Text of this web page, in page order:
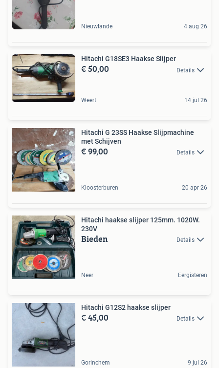
Nieuwlande 4 aug 26
Hitachi G18SE3 Haakse Slijper
€ 50,00 Details
Weert 14 jul 26
Hitachi G 23SS Haakse Slijpmachine
met Schijven
€ 99,00 Details
Kloosterburen 20 apr 26
Hitachi haakse slijper 125mm. 1020W.
230V
Bieden Details
Neer Eergisteren
Hitachi G12S2 haakse slijper
€ 45,00 Details
Gorinchem 9 jul 26